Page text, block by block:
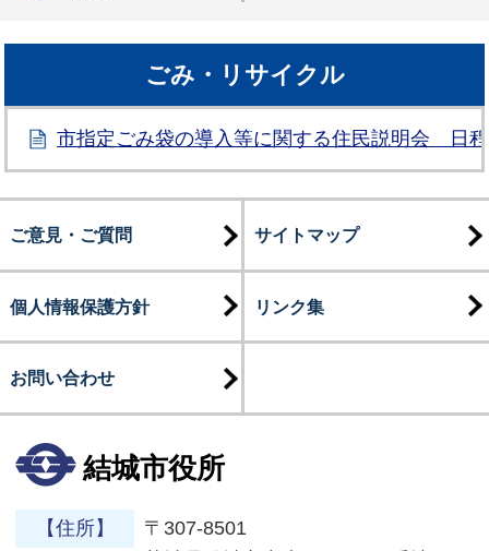
ごみ・リサイクル
市指定ごみ袋の導入等に関する住民説明会 日
ご意見・ご質問 サイトマップ
個人情報保護方針 リンク集
お問い合わせ
結城市役所
【住所】
〒307-8501